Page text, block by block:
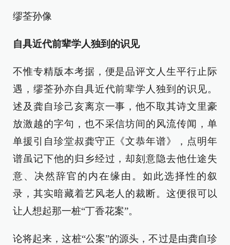
缪荃孙像
自具近代前辈学人独到的识见
不惟专精版本考据，便是品评文人生平行止际
遇，缪荃孙亦自具近代前辈学人独到的识见。
述及龚自珍己亥离京一事，他不取其诗文里豪
放激越的字句，也不采信坊间的风流传闻，单
单援引自珍堂叔龚守正《文恭年谱》，点明年
谱虽记下他的归乡经过，却刻意隐去他仕途失
意、决然辞官的内在缘由。如此选择性的叙
录，其实暗藏着艺风老人的裁断。这便很可以
让人想起那一桩“丁香花案”。
论将起来，这桩“公案”的源头，不过是由龚自珍